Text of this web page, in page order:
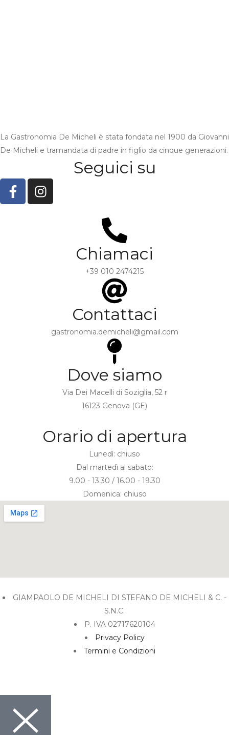
La Gastronomia De Micheli è stata fondata nel 1900 da Giovanni
De Micheli e tramandata di padre in figlio da cinque generazioni.
Seguici su
Chiamaci
+39 010 2474215
Contattaci
gastronomia.demicheli@gmail.com
Dove siamo
Via Dei Macelli di Soziglia, 52 r
16123 Genova (GE)
Orario di apertura
Lunedì: chiuso
Dal martedì al sabato:
9.00 - 13.30 / 16.00 - 19.30
Domenica: chiuso
GIAMPAOLO DE MICHELI DI STEFANO DE MICHELI & C. -
S.N.C.
P. IVA 02717620104
Privacy Policy
Termini e Condizioni